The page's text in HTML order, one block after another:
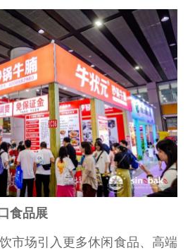
食品展
市场引入更多休闲食品、高端